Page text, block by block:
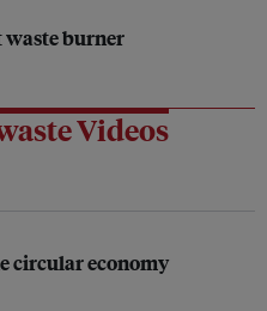
waste burner
Videos
circular economy